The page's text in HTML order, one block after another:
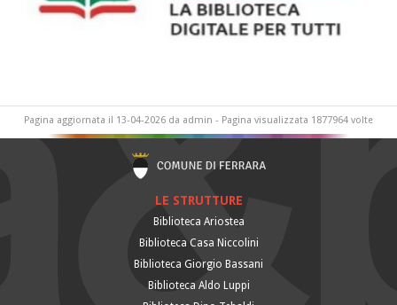
Pagina aggiornata il 13-04-2026 da admin - Pagina visualizzata 1877964 volte
LE STRUTTURE
Biblioteca Ariostea
Biblioteca Casa Niccolini
Biblioteca Giorgio Bassani
Biblioteca Aldo Luppi